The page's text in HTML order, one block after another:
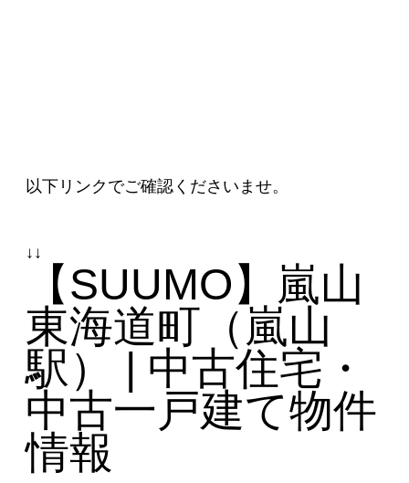
以下リンクでご確認くださいませ。
↓↓
【SUUMO】嵐山
東海道町（嵐山
駅） | 中古住宅・
中古一戸建て物件
情報